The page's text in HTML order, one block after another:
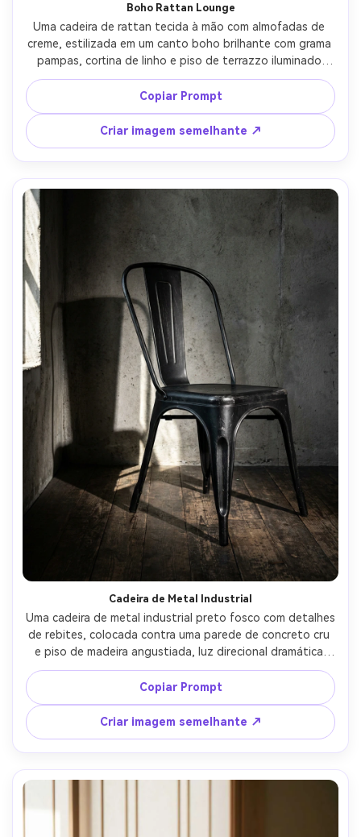
Boho Rattan Lounge
Uma cadeira de rattan tecida à mão com almofadas de
creme, estilizada em um canto boho brilhante com grama
pampas, cortina de linho e piso de terrazzo iluminado
pelo sol, luz natural da janela com destaques suaves,
disparada em Sony A7R V, 35mm, f/2.5, arejada Instagram
decoração de casa estética, texturas fotorealistas,
gradação de tom quente-AR 4:5
Copiar Prompt
Criar imagem semelhante ↗
Cadeira de Metal Industrial
Uma cadeira de metal industrial preto fosco com detalhes
de rebites, colocada contra uma parede de concreto cru
e piso de madeira angustiada, luz direcional dramática
para enfatizar bordas e micro-arranhões, disparada em
Canon R6, 50mm, f/4, contraste humorístico, acabamento
de metal realista, foto de produto de alta qualidade,
forma de sombra nítida-AR 4:5
Copiar Prompt
Criar imagem semelhante ↗